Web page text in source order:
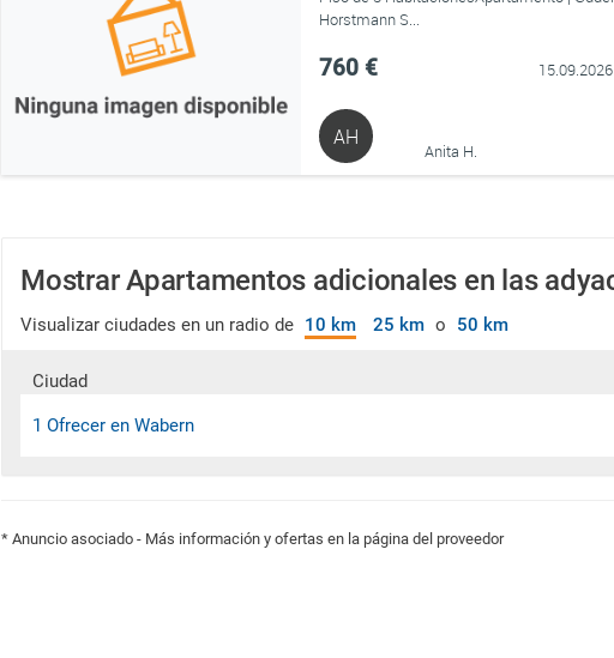
Horstmann S...
760 € 15.09.2026
AH
Anita H.
Mostrar Apartamentos adicionales en las
Visualizar ciudades en un radio de 10 km 25 km o 50 km
Ciudad
1 Ofrecer en Wabern
* Anuncio asociado - Más información y ofertas en la página del proveedor